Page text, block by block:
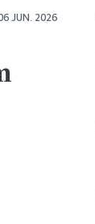
JUN. 2026